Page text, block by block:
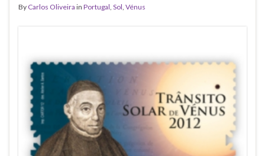
By Carlos Oliveira in Portugal, Sol, Vénus